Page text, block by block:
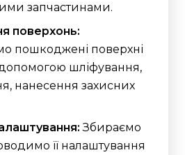
запчастинами.
поверхонь:
пошкоджені поверхні
шліфування,
нанесення захисних
Збираємо
її налаштування